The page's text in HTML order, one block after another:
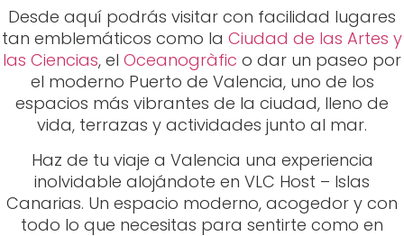
Haz de tu viaje a Valencia una experiencia
inolvidable alojándote en VLC Host – Islas
Canarias. Un espacio moderno, acogedor y con
todo lo que necesitas para sentirte como en
casa. Para más información sobre los
alojamientos deVLC Hosto para realizar tu
reserva, no dudes en contactarnos al +34 692
439 347 o por correo electrónico a
reservas@vlcinvest.com.
ENTRADA ANTERIOR
ENTRADA SIGUIENTE